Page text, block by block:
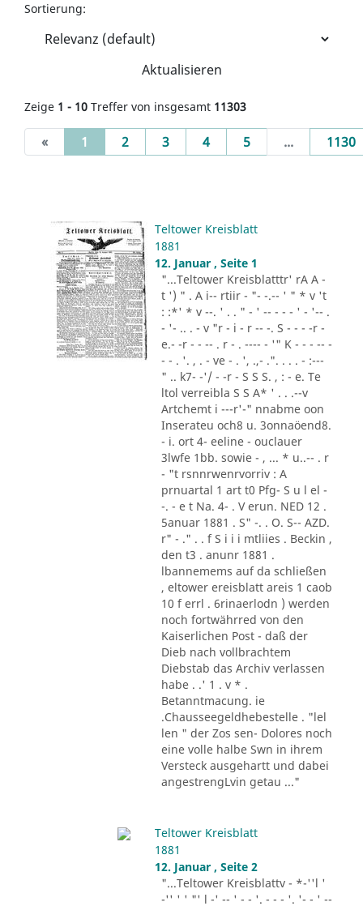
Sortierung:
Aktualisieren
Zeige 1 - 10 Treffer von insgesamt 11303
« 1 (current)
2 3 4 5 ... 1130
Teltower Kreisblatt
1881
12. Januar , Seite 1
"...Teltower Kreisblatttr' rA A -
t ') " . A i-- rtiir - "- -.-- ' " * v 't
: :*' * v --. ' . . " - ' -- - - - ' - '-- .
- '- .. . - v "r - i - r -- -. S - - - -r -
e.- -r - - -- . r - . ---- - '" K - - - -- -
- - . '. , . - ve - . ', .,- .". . . . - :---
" .. k7- -'/ - -r - S S S. , : - e. Te
ltol verreibla S S A* ' . . .--v
Artchemt i ---r'-" nnabme oon
Inserateu och8 u. 3onnaöend8.
- i. ort 4- eeline - ouclauer
3lwfe 1bb. sowie - , ... * u..-- . r
- "t rsnnrwenrvorriv : A
prnuartal 1 art t0 Pfg- S u l el -
-. - e t Na. 4- . V erun. NED 12 .
5anuar 1881 . S" -. . O. S-- AZD.
r" - ." . . f S i i i mtliies . Beckin ,
den t3 . anunr 1881 .
lbannemems auf da schließen
, eltower ereisblatt areis 1 caob
10 f errl . 6rinaerlodn ) werden
noch fortwährred von den
Kaiserlichen Post - daß der
Dieb nach vollbrachtem
Diebstab das Archiv verlassen
habe . .' 1 . v * .
Betanntmacung. ie
.Chausseegeldhebestelle . "lel
len " der Zos sen- Dolores noch
eine volle halbe Swn in ihrem
Versteck ausgehartt und dabei
angestrengLvin getau ..."
Teltower Kreisblatt
1881
12. Januar , Seite 2
"...Teltower Kreisblattv - *-''l '
-'' ' ' "' l -' -- ' - - '. - - - '. '- - ' --